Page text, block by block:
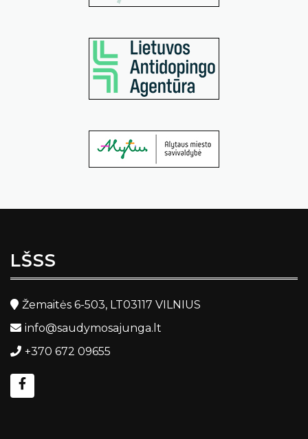
LŠSS
Žemaitės 6-503, LT03117 VILNIUS
info@saudymosajunga.lt
+370 672 09655